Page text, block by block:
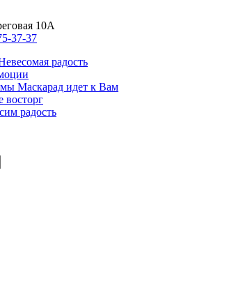
10А
37-37
радость
Маскарад идет к Вам
восторг
радость